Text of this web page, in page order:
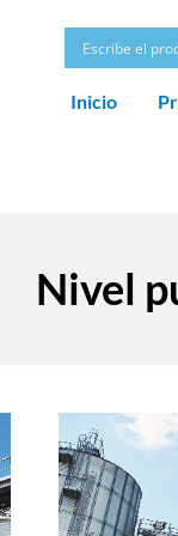
Inicio
Nivel